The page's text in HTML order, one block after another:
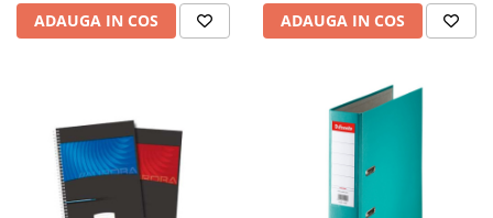
ADAUGA IN COS ADAUGA IN COS